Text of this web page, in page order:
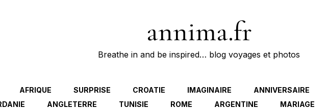
annima.fr
Breathe in and be inspired… blog voyages et photos
AFRIQUE SURPRISE CROATIE IMAGINAIRE ANNIVERSAIRE
ANGLETERRE TUNISIE ROME ARGENTINE MARIAGE